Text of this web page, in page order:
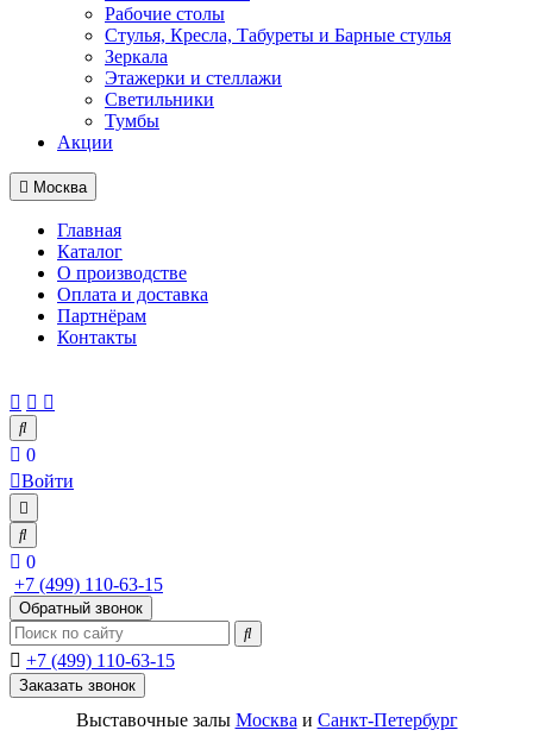
Рабочие столы
Стулья, Кресла, Табуреты и Барные стулья
Зеркала
Этажерки и стеллажи
Светильники
Тумбы
Акции
Москва
Главная
Каталог
О производстве
Оплата и доставка
Партнёрам
Контакты
0
Войти
0
+7 (499) 110-63-15
Обратный звонок
+7 (499) 110-63-15
Заказать звонок
Выставочные залы Москва и Санкт-Петербург